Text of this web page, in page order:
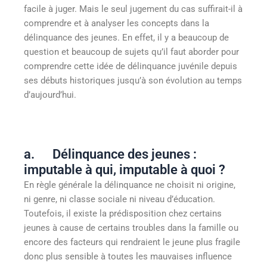
facile à juger. Mais le seul jugement du cas suffirait-il à
comprendre et à analyser les concepts dans la
délinquance des jeunes. En effet, il y a beaucoup de
question et beaucoup de sujets qu’il faut aborder pour
comprendre cette idée de délinquance juvénile depuis
ses débuts historiques jusqu’à son évolution au temps
d’aujourd’hui.
a. Délinquance des jeunes :
imputable à qui, imputable à quoi ?
En règle générale la délinquance ne choisit ni origine,
ni genre, ni classe sociale ni niveau d’éducation.
Toutefois, il existe la prédisposition chez certains
jeunes à cause de certains troubles dans la famille ou
encore des facteurs qui rendraient le jeune plus fragile
donc plus sensible à toutes les mauvaises influence